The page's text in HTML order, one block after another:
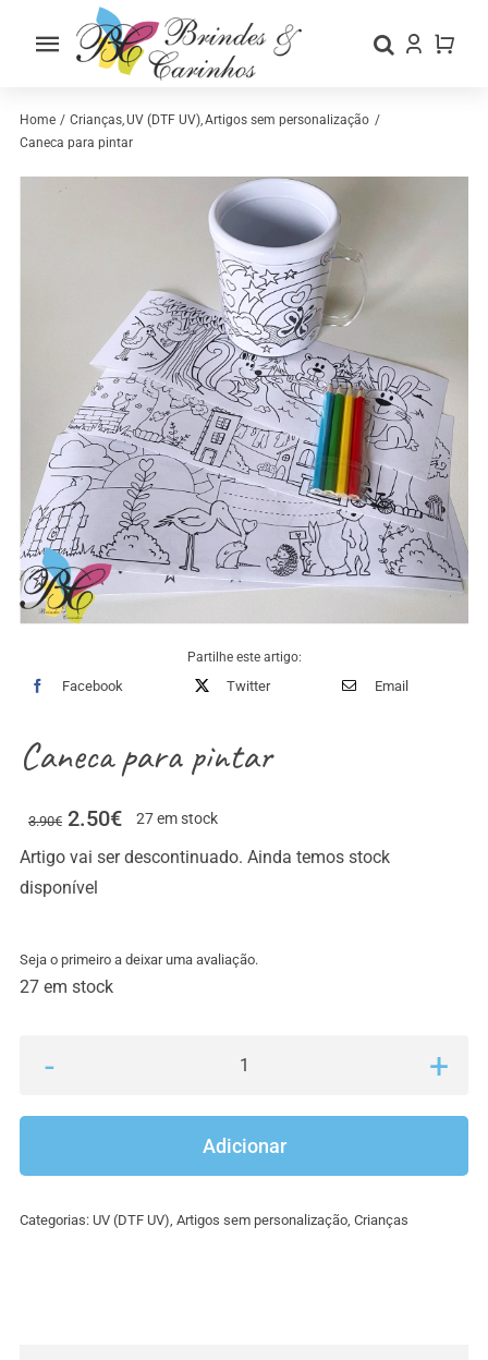
Toggle
Home
Contactos
Home Crianças UV (DTF UV) Artigos sem personalização
Caneca para pintar
Partilhe este artigo:
Facebook Twitter Email
Caneca para pintar
3.90€ 2.50€ 27 em stock
Artigo vai ser descontinuado. Ainda temos stock
disponível
Seja o primeiro a deixar uma avaliação.
27 em stock
Caneca
Adicionar
Categorias: UV (DTF UV) Artigos sem personalização, Crianças